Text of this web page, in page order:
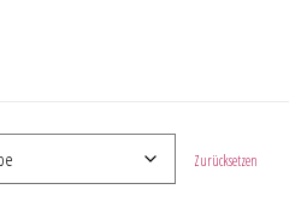
Zurücksetzen